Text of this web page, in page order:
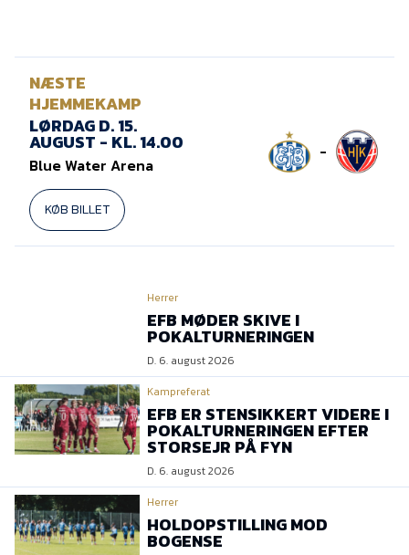
NÆSTE
HJEMMEKAMP
LØRDAG D. 15.
AUGUST - KL. 14.00
Blue Water Arena
KØB BILLET
-
Herrer
EFB MØDER SKIVE I
POKALTURNERINGEN
D. 6. august 2026
Kampreferat
EFB ER STENSIKKERT VIDERE I
POKALTURNERINGEN EFTER
STORSEJR PÅ FYN
D. 6. august 2026
Herrer
HOLDOPSTILLING MOD
BOGENSE